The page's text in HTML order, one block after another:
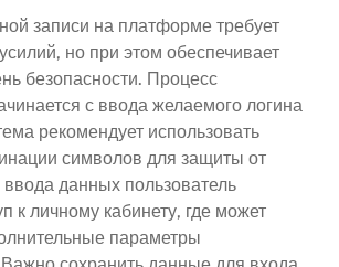
записи на платформе требует
но при этом обеспечивает
безопасности. Процесс
с ввода желаемого логина
рекомендует использовать
символов для защиты от
данных пользователь
к личному кабинету, где может
параметры